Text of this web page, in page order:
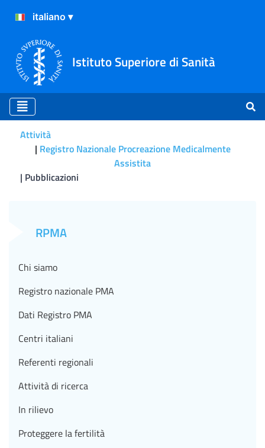
Istituto Superiore di Sanità
Attività
Registro Nazionale Procreazione Medicalmente
Assistita
Pubblicazioni
RPMA
Chi siamo
Registro nazionale PMA
Dati Registro PMA
Centri italiani
Referenti regionali
Attività di ricerca
In rilievo
Proteggere la fertilità